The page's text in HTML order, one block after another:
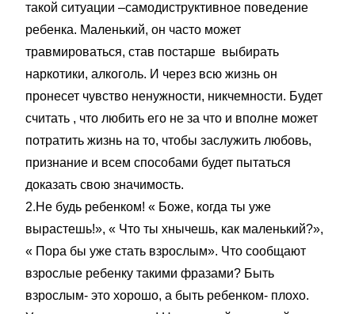
такой ситуации –самодиструктивное поведение
ребенка. Маленький, он часто может
травмироваться, став постарше выбирать
наркотики, алкоголь. И через всю жизнь он
пронесет чувство ненужности, никчемности. Будет
считать , что любить его не за что и вполне может
потратить жизнь на то, чтобы заслужить любовь,
признание и всем способами будет пытаться
доказать свою значимость.
2.Не будь ребенком! « Боже, когда ты уже
вырастешь!», « Что ты хнычешь, как маленький?»,
« Пора бы уже стать взрослым». Что сообщают
взрослые ребенку такими фразами? Быть
взрослым- это хорошо, а быть ребенком- плохо.